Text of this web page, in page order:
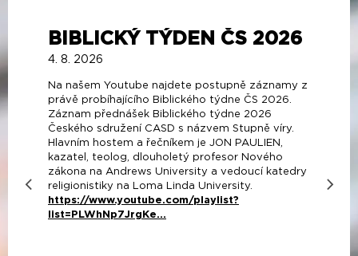
BIBLICKÝ TÝDEN ČS 2026
4. 8. 2026
Na našem Youtube najdete postupně záznamy z
právě probíhajícího Biblického týdne ČS 2026.
Záznam přednášek Biblického týdne 2026
Českého sdružení CASD s názvem Stupně víry.
Hlavním hostem a řečníkem je JON PAULIEN,
kazatel, teolog, dlouholetý profesor Nového
zákona na Andrews University a vedoucí katedry
religionistiky na Loma Linda University.
https://www.youtube.com/playlist?
list=PLWhNp7JrgKe...